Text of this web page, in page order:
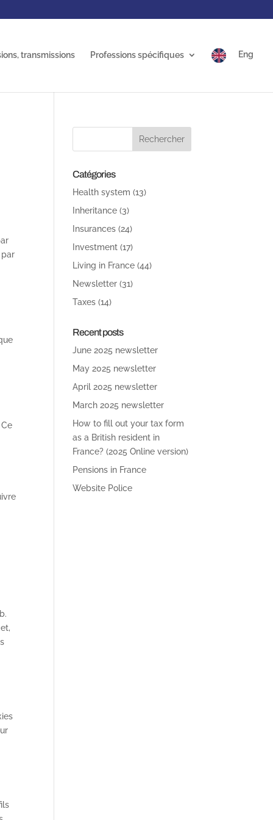
transmissions Professions spécifiques Eng
Catégories
Health system (13)
Inheritance (3)
Insurances (24)
Investment (17)
Living in France (44)
Newsletter (31)
Taxes (14)
Recent posts
June 2025 newsletter
May 2025 newsletter
April 2025 newsletter
March 2025 newsletter
How to fill out your tax form
as a British resident in
France? (2025 Online version)
Pensions in France
Website Police